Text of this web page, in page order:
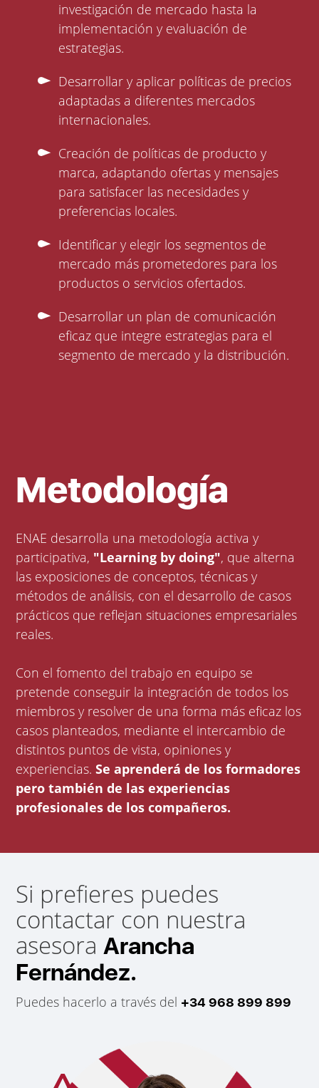
investigación de mercado hasta la
implementación y evaluación de
estrategias.
Desarrollar y aplicar políticas de precios
adaptadas a diferentes mercados
internacionales.
Creación de políticas de producto y
marca, adaptando ofertas y mensajes
para satisfacer las necesidades y
preferencias locales.
Identificar y elegir los segmentos de
mercado más prometedores para los
productos o servicios ofertados.
Desarrollar un plan de comunicación
eficaz que integre estrategias para el
segmento de mercado y la distribución.
Metodología
ENAE desarrolla una metodología activa y
participativa, "Learning by doing", que alterna
las exposiciones de conceptos, técnicas y
métodos de análisis, con el desarrollo de casos
prácticos que reflejan situaciones empresariales
reales.
Con el fomento del trabajo en equipo se
pretende conseguir la integración de todos los
miembros y resolver de una forma más eficaz los
casos planteados, mediante el intercambio de
distintos puntos de vista, opiniones y
experiencias. Se aprenderá de los formadores
pero también de las experiencias
profesionales de los compañeros.
Si prefieres puedes
contactar con nuestra
asesoraArancha
Fernández.
Puedes hacerlo a través del +34 968 899 899